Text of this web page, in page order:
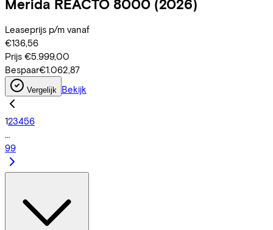
Merida REACTO 8000 (2026)
Leaseprijs p/m vanaf
€136,56
Prijs €5.999,00
Bespaar€1.062,87
Vergelijk Bekijk
123456
...
99